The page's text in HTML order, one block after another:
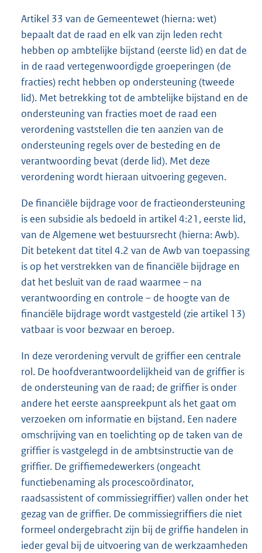
Artikel 33 van de Gemeentewet (hierna: wet)
bepaalt dat de raad en elk van zijn leden recht
hebben op ambtelijke bijstand (eerste lid) en dat de
in de raad vertegenwoordigde groeperingen (de
fracties) recht hebben op ondersteuning (tweede
lid). Met betrekking tot de ambtelijke bijstand en de
ondersteuning van fracties moet de raad een
verordening vaststellen die ten aanzien van de
ondersteuning regels over de besteding en de
verantwoording bevat (derde lid). Met deze
verordening wordt hieraan uitvoering gegeven.
De financiële bijdrage voor de fractieondersteuning
is een subsidie als bedoeld in artikel 4:21, eerste lid,
van de Algemene wet bestuursrecht (hierna: Awb).
Dit betekent dat titel 4.2 van de Awb van toepassing
is op het verstrekken van de financiële bijdrage en
dat het besluit van de raad waarmee – na
verantwoording en controle – de hoogte van de
financiële bijdrage wordt vastgesteld (zie artikel 13)
vatbaar is voor bezwaar en beroep.
In deze verordening vervult de griffier een centrale
rol. De hoofdverantwoordelijkheid van de griffier is
de ondersteuning van de raad; de griffier is onder
andere het eerste aanspreekpunt als het gaat om
verzoeken om informatie en bijstand. Een nadere
omschrijving van en toelichting op de taken van de
griffier is vastgelegd in de ambtsinstructie van de
griffier. De griffiemedewerkers (ongeacht
functiebenaming als procescoördinator,
raadsassistent of commissiegriffier) vallen onder het
gezag van de griffier. De commissiegriffiers die niet
formeel ondergebracht zijn bij de griffie handelen in
ieder geval bij de uitvoering van de werkzaamheden